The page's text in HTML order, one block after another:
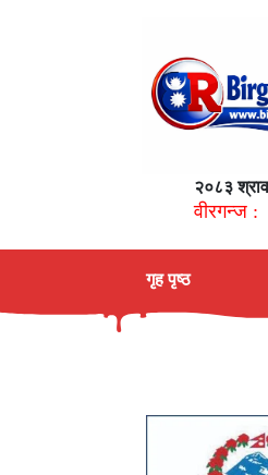
२०८३
वीरगन्ज :
गृह पृष्ठ